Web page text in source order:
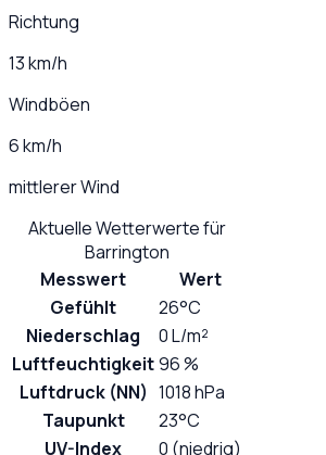
Richtung
13 km/h
Windböen
6 km/h
mittlerer Wind
Aktuelle Wetterwerte für
Barrington
Messwert
Wert
Gefühlt
26°C
Niederschlag
0 L/m²
Luftfeuchtigkeit96 %
Luftdruck (NN) 1018 hPa
Taupunkt
23°C
UV-Index
0 (niedrig)